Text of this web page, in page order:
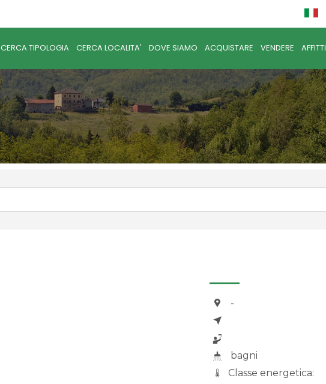
CERCA TIPOLOGIA CERCA LOCALITA' DOVE SIAMO ACQUISTARE VENDERE AFFITTI
-
bagni
Classe energetica: